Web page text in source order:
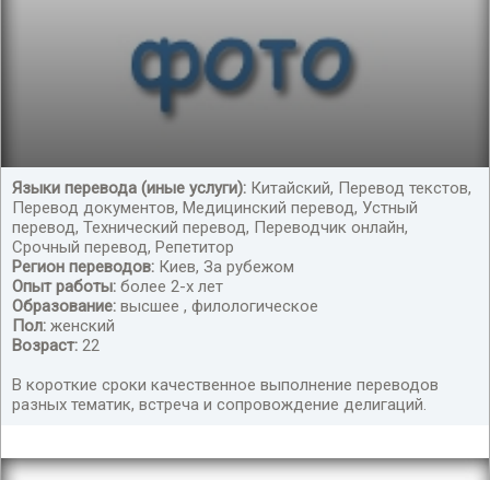
переводчик китайского языка
Языки перевода (иные услуги): Китайский, Перевод текстов,
Перевод документов, Медицинский перевод, Устный
перевод, Технический перевод, Переводчик онлайн,
Срочный перевод, Репетитор
Регион переводов: Киев, За рубежом
Опыт работы: более 2-х лет
Образование: высшее , филологическое
Пол: женский
Возраст: 22
В короткие сроки качественное выполнение переводов
разных тематик, встреча и сопровождение делигаций.